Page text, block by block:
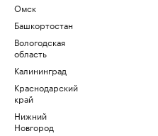
Омск
Башкортостан
Вологодская
область
Калининград
Краснодарский
край
Нижний
Новгород